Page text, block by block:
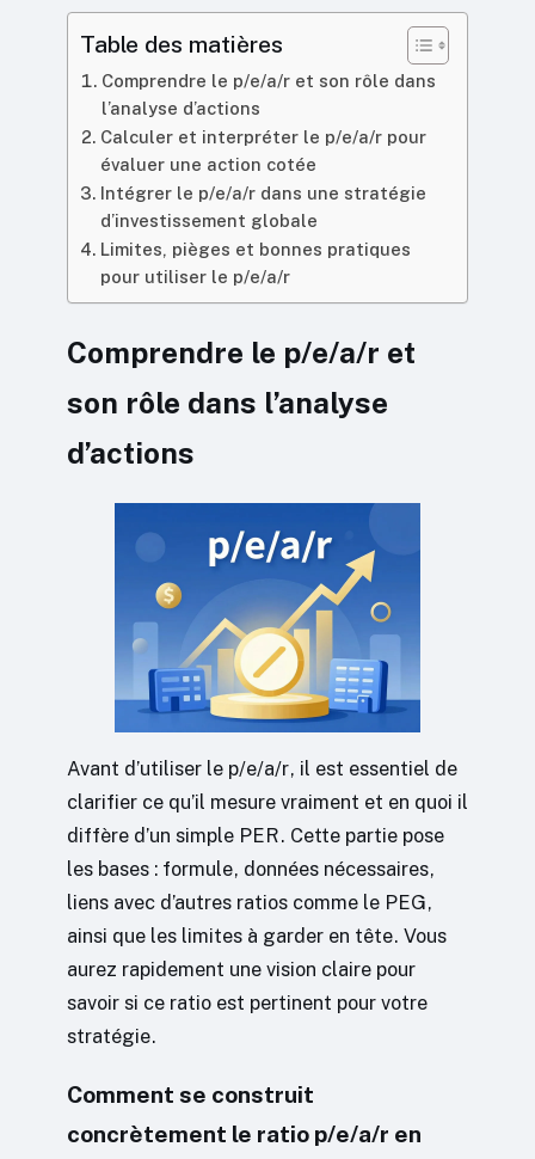
Table des matières
Comprendre le p/e/a/r et son rôle dans
l’analyse d’actions
Calculer et interpréter le p/e/a/r pour
évaluer une action cotée
Intégrer le p/e/a/r dans une stratégie
d’investissement globale
Limites, pièges et bonnes pratiques
pour utiliser le p/e/a/r
Comprendre le p/e/a/r et
son rôle dans l’analyse
d’actions
Avant d’utiliser le p/e/a/r, il est essentiel de
clarifier ce qu’il mesure vraiment et en quoi il
diffère d’un simple PER. Cette partie pose
les bases : formule, données nécessaires,
liens avec d’autres ratios comme le PEG,
ainsi que les limites à garder en tête. Vous
aurez rapidement une vision claire pour
savoir si ce ratio est pertinent pour votre
stratégie.
Comment se construit
concrètement le ratio p/e/a/r en